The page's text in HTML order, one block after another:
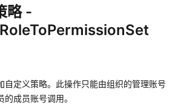
略 -
自定义策略。此操作只能由组织的管理账号
成员账号调用。